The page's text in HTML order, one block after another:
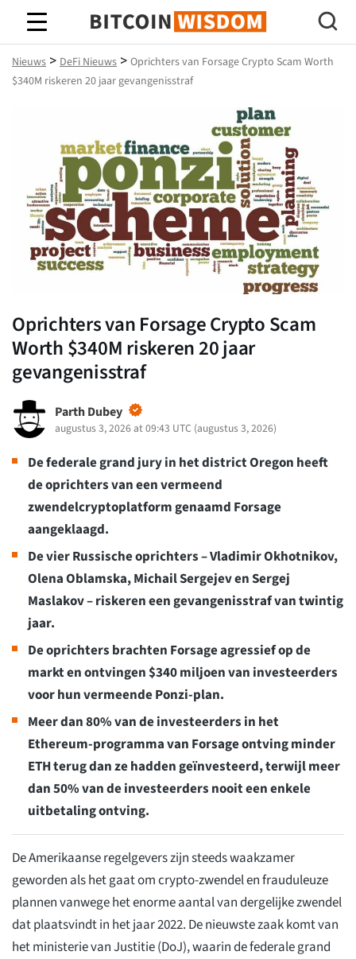
Bitcoin-wijsheid
Nieuws > DeFi Nieuws > Oprichters van Forsage Crypto Scam Worth
$340M riskeren 20 jaar gevangenisstraf
Oprichters van Forsage Crypto Scam
Worth $340M riskeren 20 jaar
gevangenisstraf
Parth Dubey
augustus 3, 2026 at 09:43 UTC (augustus 3, 2026)
De federale grand jury in het district Oregon heeft
de oprichters van een vermeend
zwendelcryptoplatform genaamd Forsage
aangeklaagd.
De vier Russische oprichters – Vladimir Okhotnikov,
Olena Oblamska, Michail Sergejev en Sergej
Maslakov – riskeren een gevangenisstraf van twintig
jaar.
De oprichters brachten Forsage agressief op de
markt en ontvingen $340 miljoen van investeerders
voor hun vermeende Ponzi-plan.
Meer dan 80% van de investeerders in het
Ethereum-programma van Forsage ontving minder
ETH terug dan ze hadden geïnvesteerd, terwijl meer
dan 50% van de investeerders nooit een enkele
uitbetaling ontving.
De Amerikaanse regelgevers zijn steeds waakzamer
geworden als het gaat om crypto-zwendel en frauduleuze
plannen vanwege het enorme aantal van dergelijke zwendel
dat plaatsvindt in het jaar 2022. De nieuwste zaak komt van
het ministerie van Justitie (DoJ), waarin de federale grand